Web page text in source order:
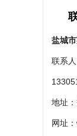
盐城
联系
地址
网址：